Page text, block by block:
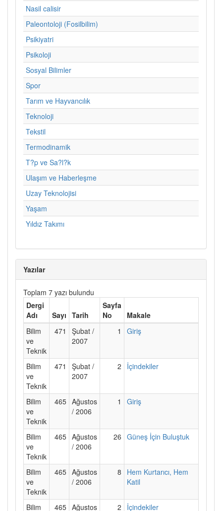
Nasil calisir
Paleontoloji (Fosilbilim)
Psikiyatri
Psikoloji
Sosyal Bilimler
Spor
Tarım ve Hayvancılık
Teknoloji
Tekstil
Termodinamik
T?p ve Sa?l?k
Ulaşım ve Haberleşme
Uzay Teknolojisi
Yaşam
Yıldız Takımı
Yazılar
Toplam 7 yazı bulundu
Dergi
Adı
Sayı Tarih
Sayfa
No
Makale
Bilim
ve
Teknik
471
Şubat /
2007
1 Giriş
Bilim
ve
Teknik
471
Şubat /
2007
2 İçindekiler
Bilim
ve
Teknik
465 Ağustos
/ 2006
1 Giriş
Bilim
ve
Teknik
465 Ağustos
/ 2006
26 Güneş İçin Buluştuk
Bilim
ve
Teknik
465 Ağustos
/ 2006
8
Hem Kurtarıcı, Hem
Katil
Bilim 465 Ağustos 2 İçindekiler